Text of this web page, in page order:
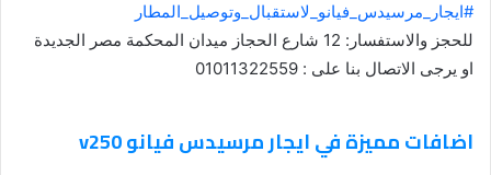
#ايجار_مرسيدس_فيانو_لاستقبال_وتوصيل_المطار
للحجز والاستفسار: 12 شارع الحجاز ميدان المحكمة مصر الجديدة
او يرجى الاتصال بنا على : 01011322559
اضافات مميزة في ايجار مرسيدس فيانو v250